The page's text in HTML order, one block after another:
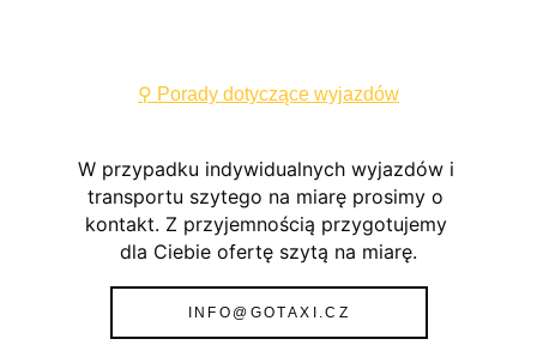
⚲ Porady dotyczące wyjazdów
W przypadku indywidualnych wyjazdów i
transportu szytego na miarę prosimy o
kontakt. Z przyjemnością przygotujemy
dla Ciebie ofertę szytą na miarę.
INFO@GOTAXI.CZ